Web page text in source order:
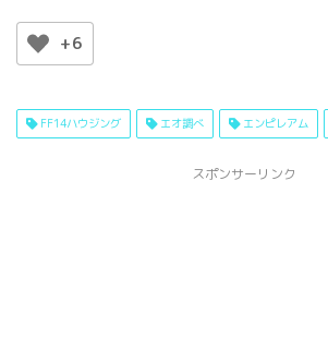
+6
FF14ハウジング エオ調べ エンピレアム
スポンサーリンク